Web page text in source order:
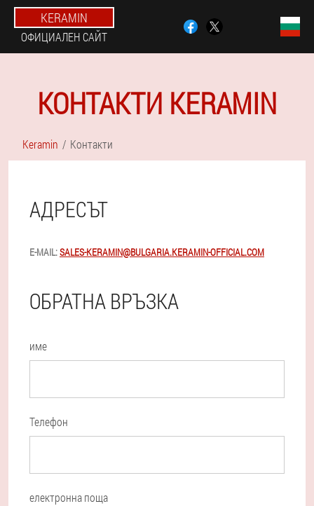
KERAMIN
ОФИЦИАЛЕН САЙТ
КОНТАКТИ KERAMIN
Keramin Контакти
АДРЕСЪТ
E-MAIL:SALES-KERAMIN@BULGARIA.KERAMIN-OFFICIAL.COM
ОБРАТНА ВРЪЗКА
име
Телефон
електронна поща